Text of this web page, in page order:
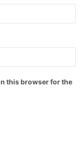
this browser for the